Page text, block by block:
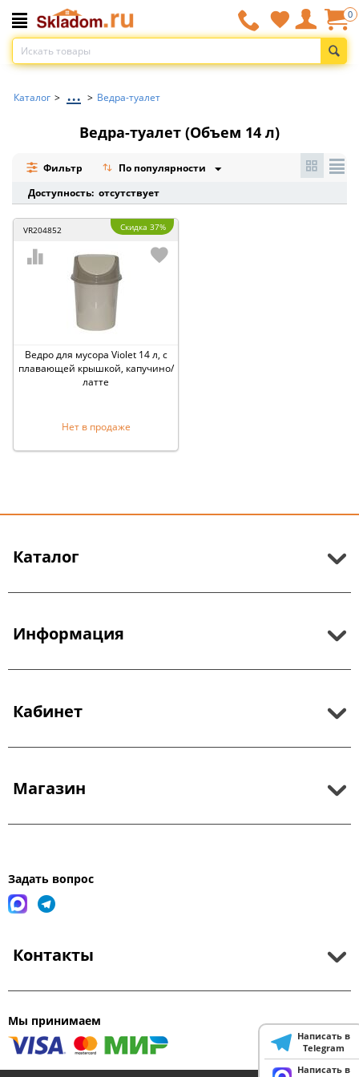
0
Каталог > ... > Ведра-туалет
Ведра-туалет (Объем 14 л)
Фильтр
По популярности
Доступность: отсутствует
VR204852 Скидка 37%
Ведро для мусора Violet 14 л, с
плавающей крышкой, капучино/
латте
Нет в продаже
Каталог
Информация
Кабинет
Магазин
Задать вопрос
Контакты
Мы принимаем
Написать в
Telegram
Написать в